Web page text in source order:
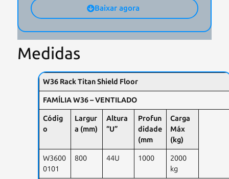
Baixar agora
Medidas
W36 Rack Titan Shield Floor
FAMÍLIA W36 – VENTILADO
Códig
o
Largur
a (mm)
Altura
“U”
Profun
didade
(mm
Carga
Máx
(kg)
W3600
0101
800 44U 1000
2000
kg